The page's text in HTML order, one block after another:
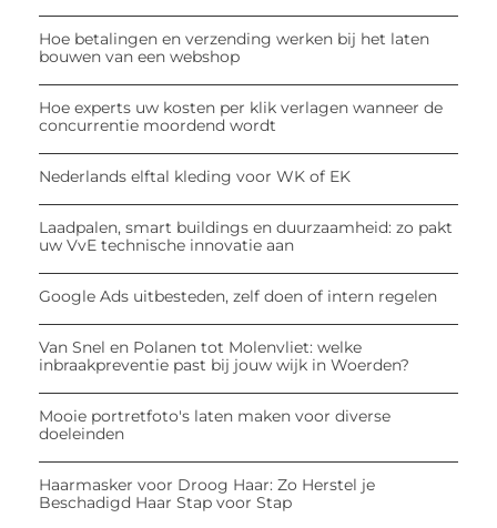
Hoe betalingen en verzending werken bij het laten
bouwen van een webshop
Hoe experts uw kosten per klik verlagen wanneer de
concurrentie moordend wordt
Nederlands elftal kleding voor WK of EK
Laadpalen, smart buildings en duurzaamheid: zo pakt
uw VvE technische innovatie aan
Google Ads uitbesteden, zelf doen of intern regelen
Van Snel en Polanen tot Molenvliet: welke
inbraakpreventie past bij jouw wijk in Woerden?
Mooie portretfoto's laten maken voor diverse
doeleinden
Haarmasker voor Droog Haar: Zo Herstel je
Beschadigd Haar Stap voor Stap